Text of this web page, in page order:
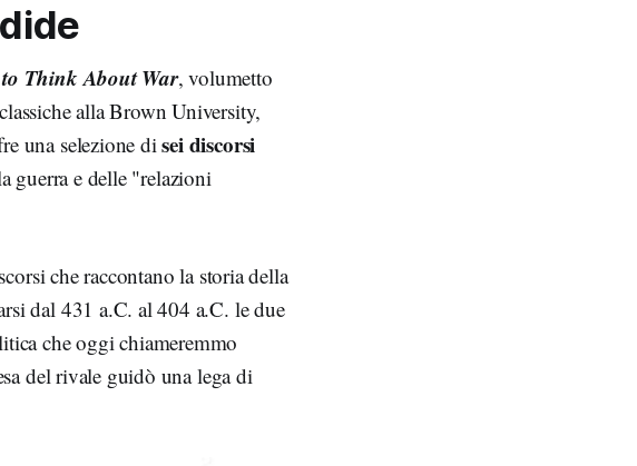
Think About War, volumetto
alla Brown University,
una selezione disei discorsi
guerra e delle "relazioni
che raccontano la storia della
dal 431 a.C. al 404 a.C. le due
che oggi chiameremmo
del rivale guidò una lega di